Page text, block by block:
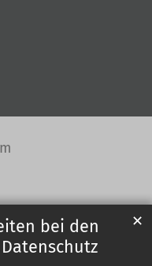
bei den
✕